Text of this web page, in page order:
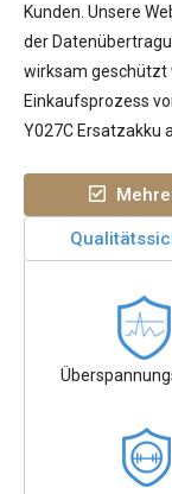
Kunden. Unsere
der
wirksam geschützt
Einkaufsprozess
Y027C Ersatzakku